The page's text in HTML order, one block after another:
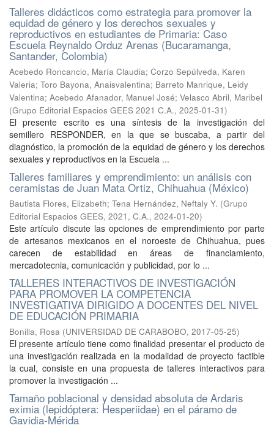
Talleres didácticos como estrategia para promover la
equidad de género y los derechos sexuales y
reproductivos en estudiantes de Primaria: Caso
Escuela Reynaldo Orduz Arenas (Bucaramanga,
Santander, Colombia)
Acebedo Roncancio, María Claudia; Corzo Sepúlveda, Karen
Valeria; Toro Bayona, Anaisvalentina; Barreto Manrique, Leidy
Valentina; Acebedo Afanador, Manuel José; Velasco Abril, Maribel
(Grupo Editorial Espacios GEES 2021 C.A., 2025-01-31)
El presente escrito es una síntesis de la investigación del
semillero RESPONDER, en la que se buscaba, a partir del
diagnóstico, la promoción de la equidad de género y los derechos
sexuales y reproductivos en la Escuela ...
Talleres familiares y emprendimiento: un análisis con
ceramistas de Juan Mata Ortiz, Chihuahua (México)
Bautista Flores, Elizabeth; Tena Hernández, Neftaly Y. (Grupo
Editorial Espacios GEES, 2021, C.A., 2024-01-20)
Este artículo discute las opciones de emprendimiento por parte
de artesanos mexicanos en el noroeste de Chihuahua, pues
carecen de estabilidad en áreas de financiamiento,
mercadotecnia, comunicación y publicidad, por lo ...
TALLERES INTERACTIVOS DE INVESTIGACIÓN
PARA PROMOVER LA COMPETENCIA
INVESTIGATIVA DIRIGIDO A DOCENTES DEL NIVEL
DE EDUCACIÓN PRIMARIA
Bonilla, Rosa (UNIVERSIDAD DE CARABOBO, 2017-05-25)
El presente artículo tiene como finalidad presentar el producto de
una investigación realizada en la modalidad de proyecto factible
la cual, consiste en una propuesta de talleres interactivos para
promover la investigación ...
Tamaño poblacional y densidad absoluta de Ardaris
eximia (lepidóptera: Hesperiidae) en el páramo de
Gavidia-Mérida